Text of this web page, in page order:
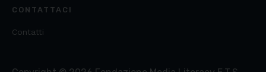
CONTATTACI
Contatti